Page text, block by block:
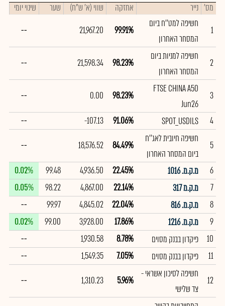
מס' נייר אחזקה שווי (א' ש"ח) שער
שינוי יומי
1
חשיפה למט''ח ביום
המסחר האחרון
99.91%
21,967.20
--
2
חשיפה למניות ביום
המסחר האחרון
98.23%
21,598.34
--
3
FTSE CHINA A50
Jun26
98.23%
0.00
--
4
SPOT_USDILS
91.06%
-107.13
--
5
חשיפה חיובית לאג''ח
ביום המסחר האחרון
84.49%
18,576.52
--
6
מ.ק.מ. 1016 22.45%
4,936.50
99.48
0.02%
7
מ.ק.מ 317 22.14%
4,867.00
98.22
0.05%
8
מ.ק.מ. 816 22.04%
4,845.02
99.97
--
9
מ.ק.מ. 1216 17.86%
3,928.00
99.00
0.02%
10
פיקדון בבנק מסוים 8.78%
1,930.58
--
11
פיקדון בבנק מסוים 7.05%
1,549.35
--
12
חשיפה לסיכון אשראי -
צד שלישי
5.96%
1,310.23
--